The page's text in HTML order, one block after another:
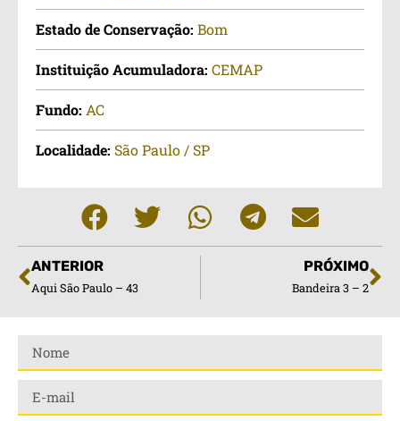
Estado de Conservação: Bom
Instituição Acumuladora: CEMAP
Fundo: AC
Localidade: São Paulo / SP
ANTERIOR
Aqui São Paulo – 43
PRÓXIMO
Bandeira 3 – 2